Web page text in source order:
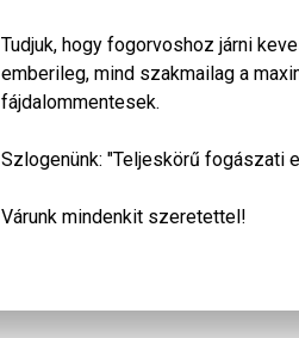
Tudjuk, hogy fogorvoshoz járni
emberileg, mind szakmailag a
fájdalommentesek.
Szlogenünk: "Teljeskörű fogászati
Várunk mindenkit szeretettel!